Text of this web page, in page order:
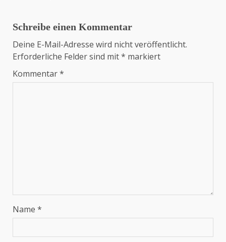
Schreibe einen Kommentar
Deine E-Mail-Adresse wird nicht veröffentlicht.
Erforderliche Felder sind mit* markiert
Kommentar*
Name *